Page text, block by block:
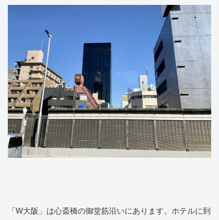
「W大阪」は心斎橋の御堂筋沿いにあります。ホテルに到